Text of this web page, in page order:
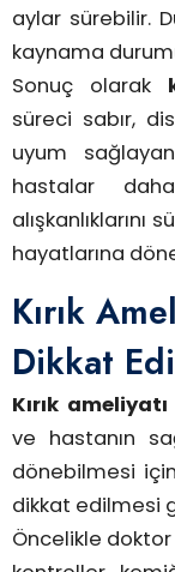
aylar sürebilir.
kaynama
Sonuç olarak
süreci sabır,
uyum
hastalar
alışkanlıklarını
hayatlarına
Kırık
Dikkat
Kırık
ve hastanın
dönebilmesi
dikkat edilmesi
Öncelikle doktor